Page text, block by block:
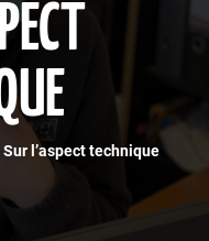
Sur l’aspect technique